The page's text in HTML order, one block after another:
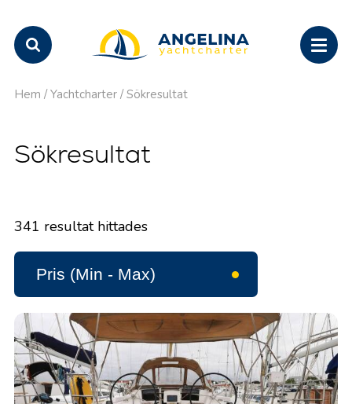
Hem / Yachtcharter / Sökresultat
Sökresultat
341 resultat hittades